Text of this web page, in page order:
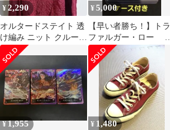
¥2,290
オルタードステイト 透
け編み ニット クルーネ
ック 長袖 ローゲージ L
赤紫
¥5,000
【早い者勝ち！】トラ
ファルガー・ロー 優
勝 プロモカード ス
タンダードバトル
¥1,955 ¥ 1,480